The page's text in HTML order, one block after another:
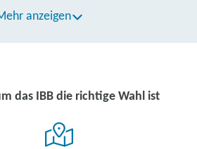
anzeigen
das IBB die richtige Wahl ist